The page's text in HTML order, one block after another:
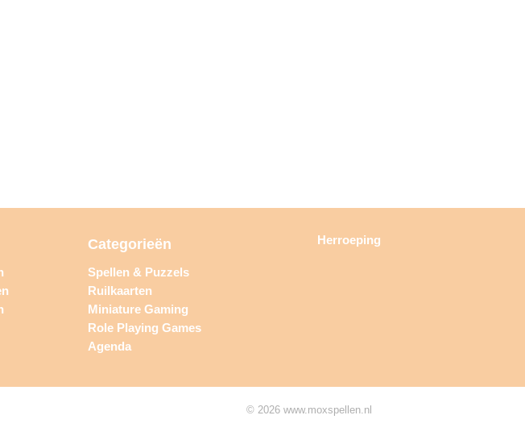
Categorieën
Spellen & Puzzels
Ruilkaarten
Miniature Gaming
Role Playing Games
Agenda
Herroeping
© 2026 www.moxspellen.nl